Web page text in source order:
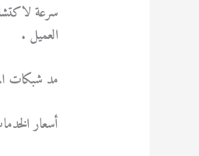
سرعة
العميل .
مد شبكات
أسعار